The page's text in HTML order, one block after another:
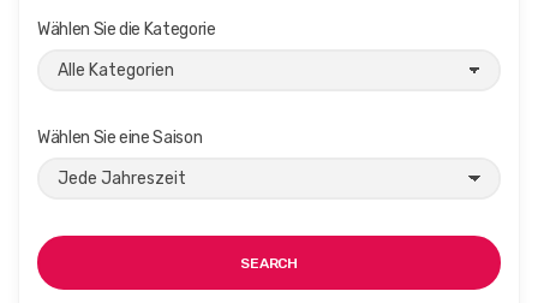
Wählen Sie die Kategorie
Wählen Sie eine Saison
SEARCH